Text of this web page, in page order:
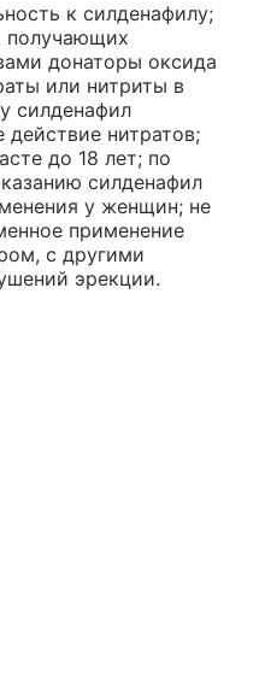
к силденафилу;
получающих
донаторы оксида
или нитриты в
силденафил
действие нитратов;
до 18 лет; по
силденафил
у женщин; не
применение
с другими
эрекции.